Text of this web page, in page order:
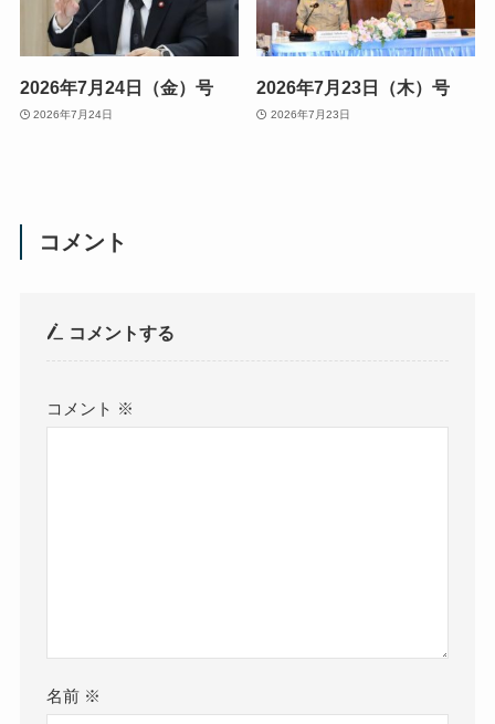
2026年7月24日（金）号
2026年7月24日
2026年7月23日（木）号
2026年7月23日
コメント
コメントする
コメント ※
名前 ※